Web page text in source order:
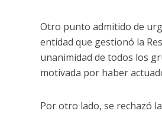
Otro punto admitido de
entidad que gestionó la
unanimidad de todos los
motivada por haber
Por otro lado, se rechazó